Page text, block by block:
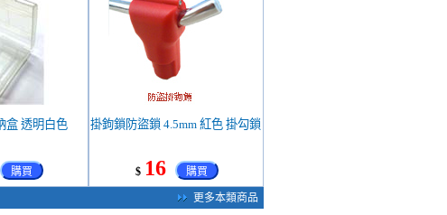
其它 電池收納盒 透明白色
購買
掛鉤鎖防盜鎖 4.5mm 紅色 掛勾鎖
$ 16 購買
更多本類商品